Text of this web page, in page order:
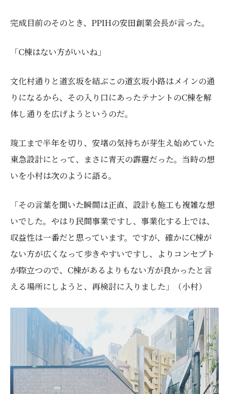
完成目前のそのとき、PPIHの安田創業会長が言った。
「C棟はない方がいいね」
文化村通りと道玄坂を結ぶこの道玄坂小路はメインの通
りになるから、その入り口にあったテナントのC棟を解
体し通りを広げようというのだ。
竣工まで半年を切り、安堵の気持ちが芽生え始めていた
東急設計にとって、まさに青天の霹靂だった。当時の想
いを小村は次のように語る。
「その言葉を聞いた瞬間は正直、設計も施工も複雑な想
いでした。やはり民間事業ですし、事業化する上では、
収益性は一番だと思っています。ですが、確かにC棟が
ない方が広くなって歩きやすいですし、よりコンセプト
が際立つので、C棟があるよりもない方が良かったと言
える場所にしようと、再検討に入りました」（小村）